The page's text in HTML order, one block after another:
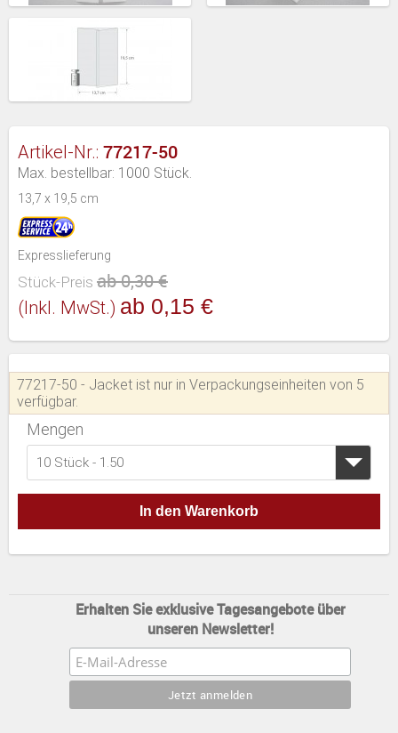
Artikel-Nr.: 77217-50
Max. bestellbar: 1000 Stück.
13,7 x 19,5 cm
Expresslieferung
Stück-Preis ab 0,30 €
(inkl. MwSt.) ab 0,15 €
77217-50 - Jacket ist nur in Verpackungseinheiten von 5
verfügbar.
Mengen
10 Stück - 1.50
In den Warenkorb
Erhalten Sie exklusive Tagesangebote über
unseren Newsletter!